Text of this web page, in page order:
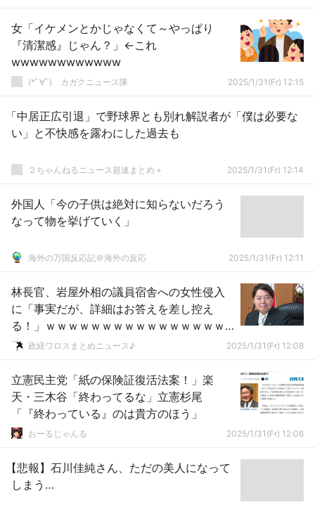
女「イケメンとかじゃなくて～やっぱり
『清潔感』じゃん？」←これ
wwwwwwwwwwww
(*ﾟ∀ﾟ)ゞカガクニュース隊 2025/1/31(Fr) 12:15
「中居正広引退」で野球界とも別れ解説者が「僕は必要な
い」と不快感を露わにした過去も
２ちゃんねるニュース超速まとめ＋ 2025/1/31(Fr) 12:14
外国人「今の子供は絶対に知らないだろう
なって物を挙げていく」
海外の万国反応記＠海外の反応 2025/1/31(Fr) 12:11
林長官、岩屋外相の議員宿舎への女性侵入
に「事実だが、詳細はお答えを差し控え
る！」ｗｗｗｗｗｗｗｗｗｗｗｗｗｗｗｗ
ｗｗｗｗ
政経ワロスまとめニュース♪ 2025/1/31(Fr) 12:08
立憲民主党「紙の保険証復活法案！」楽
天・三木谷「終わってるな」立憲杉尾
「『終わっている』のは貴方のほう」
おーるじゃんる 2025/1/31(Fr) 12:06
【悲報】石川佳純さん、ただの美人になって
しまう…